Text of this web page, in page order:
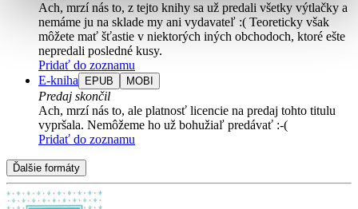
Ach, mrzí nás to, z tejto knihy sa už predali všetky výtlačky a
nemáme ju na sklade my ani vydavateľ :( Teoreticky však
môžete mať šťastie v niektorých iných obchodoch, ktoré ešte
nepredali posledné kusy.
Pridať do zoznamu
E-kniha
EPUB MOBI
Predaj skončil
Ach, mrzí nás to, ale platnosť licencie na predaj tohto titulu
vypršala. Nemôžeme ho už bohužiaľ predávať :-(
Pridať do zoznamu
Ďalšie formáty